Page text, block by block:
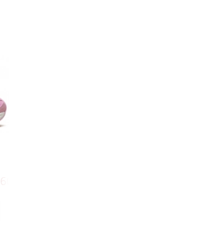
ASOS Exclusive Pink Overdye